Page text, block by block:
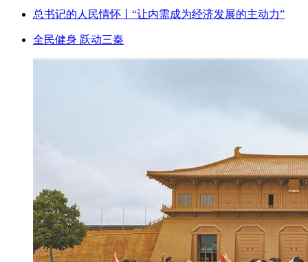
总书记的人民情怀丨“让内需成为经济发展的主动力”
全民健身 跃动三秦